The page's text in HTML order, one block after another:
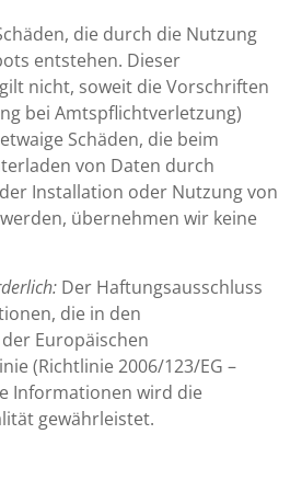
die durch die Nutzung
entstehen. Dieser
nicht, soweit die Vorschriften
bei Amtspflichtverletzung)
Schäden, die beim
von Daten durch
Installation oder Nutzung von
übernehmen wir keine
Der Haftungsausschluss
die in den
Europäischen
(Richtlinie 2006/123/EG –
Informationen wird die
gewährleistet.